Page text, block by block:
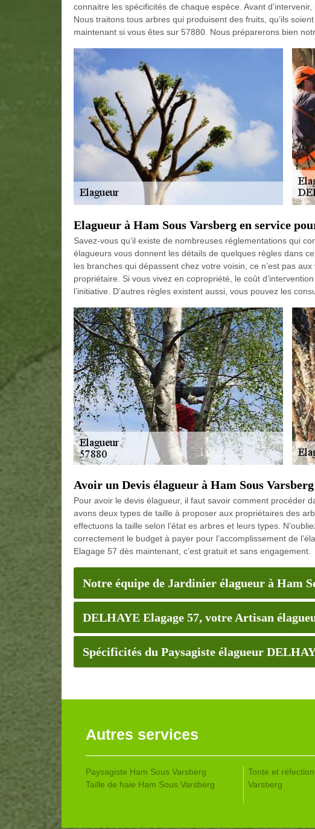
connaitre les spécificités de chaque espèce. Avant
Nous traitons tous arbres qui produisent des fruits, qu’ils
maintenant si vous êtes sur 57880. Nous préparerons bien
Elagueur à Ham Sous Varsberg en service
Savez-vous qu’il existe de nombreuses réglementations qui
élagueurs vous donnent les détails de quelques règles dans
les branches qui dépassent chez votre voisin, ce n’est pas
propriétaire. Si vous vivez en copropriété, le coût
l’initiative. D’autres règles existent aussi, vous pouvez les
Avoir un Devis élagueur à Ham Sous Varsberg
Pour avoir le devis élagueur, il faut savoir comment procéder
avons deux types de taille à proposer aux propriétaires des
effectuons la taille selon l’état es arbres et leurs types.
correctement le budget à payer pour l’accomplissement de
Elagage 57 dès maintenant, c’est gratuit et sans engagement.
Notre équipe de Jardinier élagueur à Ham
DELHAYE Elagage 57, votre Artisan
Spécificités du Paysagiste élagueur
Autres services
Paysagiste Ham Sous Varsberg
Taille de haie Ham Sous Varsberg
Tonte et
Varsberg